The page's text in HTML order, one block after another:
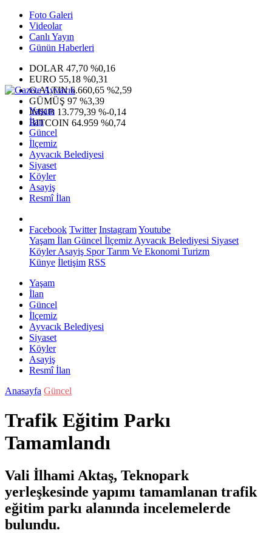
Foto Galeri
Videolar
Canlı Yayın
Günün Haberleri
DOLAR 47,70 %0,16
EURO 55,18 %0,31
G.ALTIN6.660,65 %2,59
GÜMÜŞ 97 %3,39
IMKB 13.779,39 %-0,14
BITCOIN 64.959 %0,74
Yaşam
İlan
Güncel
İlçemiz
Ayvacık Belediyesi
Siyaset
Köyler
Asayiş
Resmî İlan
Facebook Twitter InstagramYoutube
Yaşam İlan Güncel İlçemiz Ayvacık Belediyesi Siyaset
KöylerAsayiş SporTarım Ve Ekonomi Turizm
Künye İletişim RSS
Yaşam
İlan
Güncel
İlçemiz
Ayvacık Belediyesi
Siyaset
Köyler
Asayiş
Resmî İlan
Anasayfa Güncel
Trafik Eğitim Parkı
Tamamlandı
Vali İlhami Aktaş, Teknopark
yerleşkesinde yapımı tamamlanan trafik
eğitim parkı alanında incelemelerde
bulundu.